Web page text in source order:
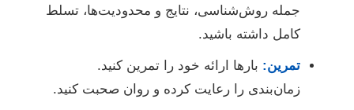
جمله روش‌شناسی، نتایج و محدودیت‌ها، تسلط
کامل داشته باشید.
تمرین: بارها ارائه خود را تمرین کنید.
زمان‌بندی را رعایت کرده و روان صحبت کنید.